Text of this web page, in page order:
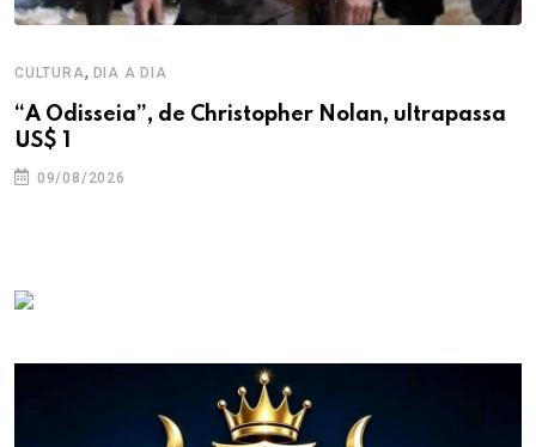
CULTURA, DIA A DIA
“A Odisseia”, de Christopher Nolan, ultrapassa
US$ 1
09/08/2026